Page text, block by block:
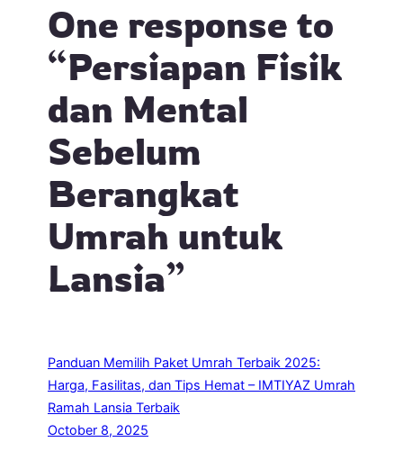
One response to
“Persiapan Fisik
dan Mental
Sebelum
Berangkat
Umrah untuk
Lansia”
Panduan Memilih Paket Umrah Terbaik 2025:
Harga, Fasilitas, dan Tips Hemat – IMTIYAZ Umrah
Ramah Lansia Terbaik
October 8, 2025